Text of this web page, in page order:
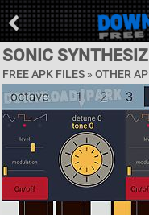
SONIC
FREE APK FILES » OTHER